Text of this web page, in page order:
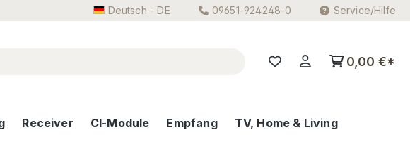
Deutsch - DE 09651-924248-0 Service/Hilfe
0,00 €*
Receiver CI-Module Empfang TV, Home & Living